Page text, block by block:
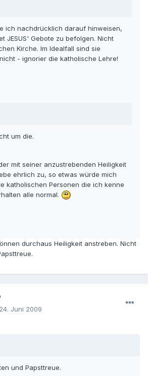
ich nachdrücklich darauf hinweisen,
JESUS' Gebote zu befolgen. Nicht
Kirche. Im Idealfall sind sie
- ignorier die katholische Lehre!
um die.
mit seiner anzustrebenden Heiligkeit
ehrlich zu, so etwas würde mich
katholischen Personen die ich kenne
alle normal.
durchaus Heiligkeit anstreben. Nicht
24. Juni 2009
und Papsttreue.